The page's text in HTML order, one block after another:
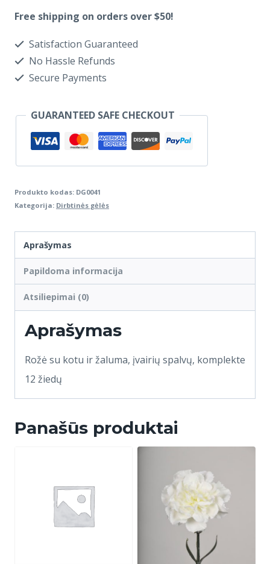
Free shipping on orders over $50!
Satisfaction Guaranteed
No Hassle Refunds
Secure Payments
GUARANTEED SAFE CHECKOUT
Produkto kodas: DG0041
Kategorija: Dirbtinės gėlės
Aprašymas
Papildoma informacija
Atsiliepimai (0)
Aprašymas
Rožė su kotu ir žaluma, įvairių spalvų, komplekte
12 žiedų
Panašūs produktai